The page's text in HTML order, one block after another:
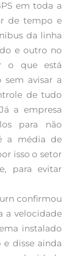
em toda a
de tempo e
da linha
e outro no
o que está
avisar a
de tudo
a empresa
para não
a média de
isso o setor
para evitar
confirmou
a velocidade
instalado
disse ainda